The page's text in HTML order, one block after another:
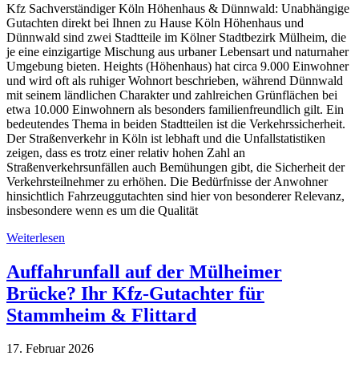
Kfz Sachverständiger Köln Höhenhaus & Dünnwald: Unabhängige
Gutachten direkt bei Ihnen zu Hause Köln Höhenhaus und
Dünnwald sind zwei Stadtteile im Kölner Stadtbezirk Mülheim, die
je eine einzigartige Mischung aus urbaner Lebensart und naturnaher
Umgebung bieten. Heights (Höhenhaus) hat circa 9.000 Einwohner
und wird oft als ruhiger Wohnort beschrieben, während Dünnwald
mit seinem ländlichen Charakter und zahlreichen Grünflächen bei
etwa 10.000 Einwohnern als besonders familienfreundlich gilt. Ein
bedeutendes Thema in beiden Stadtteilen ist die Verkehrssicherheit.
Der Straßenverkehr in Köln ist lebhaft und die Unfallstatistiken
zeigen, dass es trotz einer relativ hohen Zahl an
Straßenverkehrsunfällen auch Bemühungen gibt, die Sicherheit der
Verkehrsteilnehmer zu erhöhen. Die Bedürfnisse der Anwohner
hinsichtlich Fahrzeuggutachten sind hier von besonderer Relevanz,
insbesondere wenn es um die Qualität
Weiterlesen
Auffahrunfall auf der Mülheimer
Brücke? Ihr Kfz-Gutachter für
Stammheim & Flittard
17. Februar 2026